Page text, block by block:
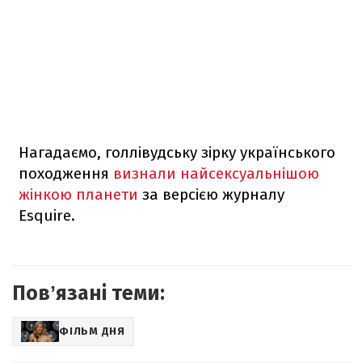
Нагадаємо, голлівудську зірку українського
походження визнали найсексуальнішою
жінкою планети за версією журналу
Esquire.
Повʼязані теми:
ФІЛЬМ ДНЯ